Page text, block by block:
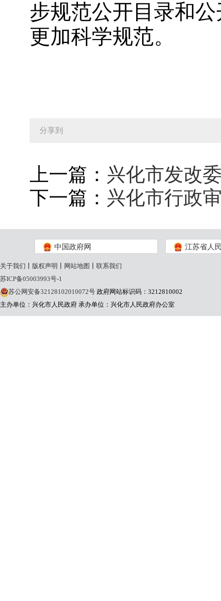
步规范公开目录和
更加科学规范。
分享到
上一篇： 兴化市发改
下一篇： 兴化市行政
中国政府网 江苏省人
关于我们 版权声明 网站地图
联系我们
苏ICP备05003993号-1
苏公网安备32128102010072号 政府网站标识码：3212810002
主办单位：兴化市人民政府 承办单位：兴化市人民政府办公室